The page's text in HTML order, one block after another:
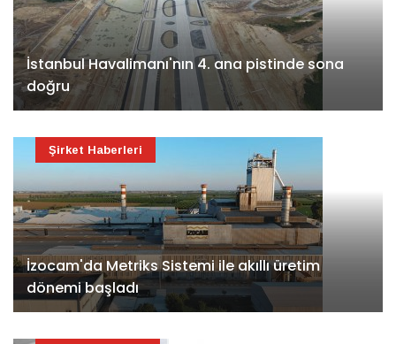
İstanbul Havalimanı'nın 4. ana pistinde sona
doğru
İzocam'da Metriks Sistemi ile akıllı üretim
dönemi başladı
Şirket Haberleri